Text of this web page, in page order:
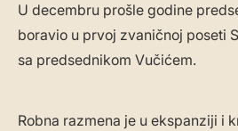
U decembru prošle godine
boravio u prvoj zvaničnoj poseti
sa predsednikom Vučićem.
Robna razmena je u ekspanziji i